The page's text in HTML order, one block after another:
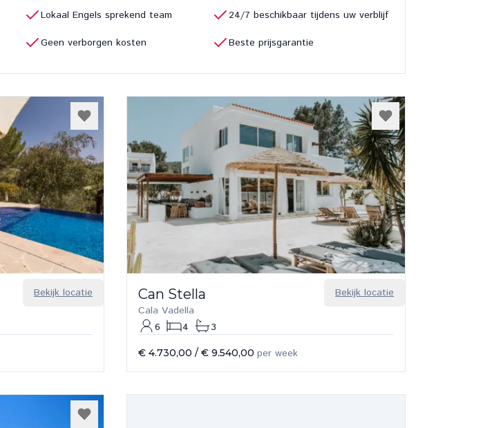
Lokaal Engels sprekend team
24/7 beschikbaar tijdens uw verblijf
Geen verborgen kosten Beste prijsgarantie
Bekijk locatie Bekijk locatie
Can Stella
Cala Vadella
6
4 3
€ 4.730,00 / € 9.540,00 per week